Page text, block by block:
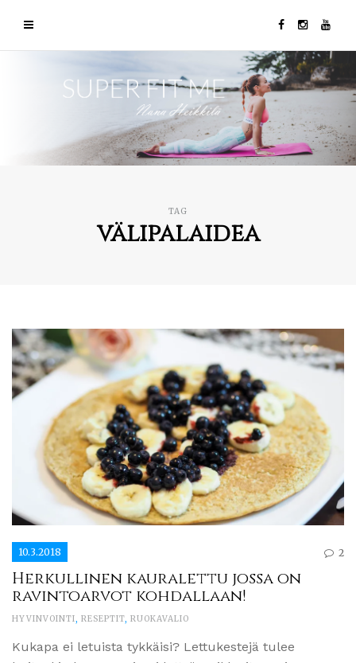
TAG
välipalaidea
10.3.2018 2
Herkullinen kauralettu jossa on
ravintoarvot kohdallaan!
HYVINVOINTI, RESEPTIT, RUOKAVALIO
Kukapa ei letuista tykkäisi? Lettukestejä tulee